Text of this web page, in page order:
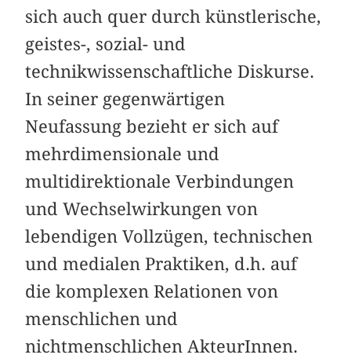
sich auch quer durch künstlerische,
geistes-, sozial- und
technikwissenschaftliche Diskurse.
In seiner gegenwärtigen
Neufassung bezieht er sich auf
mehr­dimensionale und
multidirektionale Verbindungen
und Wechselwirkungen von
lebendigen Vollzügen, technischen
und medialen Praktiken, d.h. auf
die komplexen Relationen von
menschlichen und
nichtmenschlichen AkteurInnen.